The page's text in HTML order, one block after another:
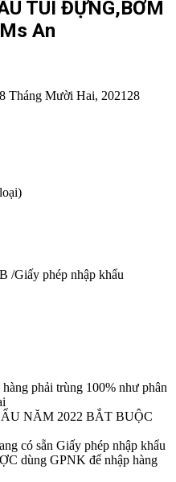
TÚI ĐỰNG,BƠM
An
Tháng Mười Hai, 2021 28
/Giấy phép nhập khẩu
phải trùng 100% như phân
NĂM 2022 BẮT BUỘC
có sẵn Giấy phép nhập khẩu
dùng GPNK để nhập hàng